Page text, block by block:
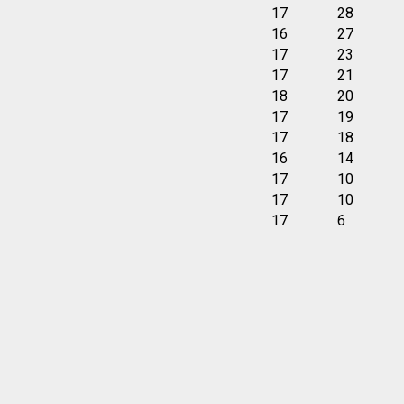
17
28
16
27
17
23
17
21
18
20
17
19
17
18
16
14
17
10
17
10
17 6